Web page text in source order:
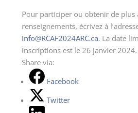
Pour participer ou obtenir de plus
renseignements, écrivez à
info@RCAF2024ARC.ca. La date
inscriptions est le 26 janvier 2024.
Share via:
Facebook
Twitter